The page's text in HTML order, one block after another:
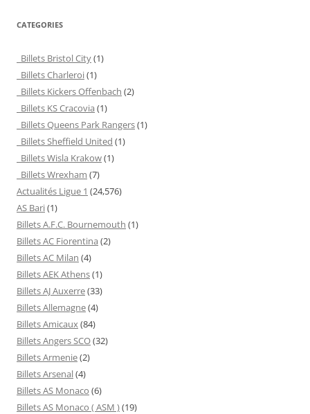
CATEGORIES
Billets Bristol City(1)
Billets Charleroi(1)
Billets Kickers Offenbach (2)
Billets KS Cracovia (1)
Billets Queens Park Rangers(1)
Billets Sheffield United (1)
Billets Wisla Krakow(1)
Billets Wrexham (7)
Actualités Ligue 1 (24,576)
AS Bari(1)
Billets A.F.C. Bournemouth (1)
Billets AC Fiorentina (2)
Billets AC Milan (4)
Billets AEK Athens(1)
Billets AJ Auxerre(33)
Billets Allemagne(4)
Billets Amicaux(84)
Billets Angers SCO(32)
Billets Armenie(2)
Billets Arsenal(4)
Billets AS Monaco (6)
Billets AS Monaco ( ASM )(19)